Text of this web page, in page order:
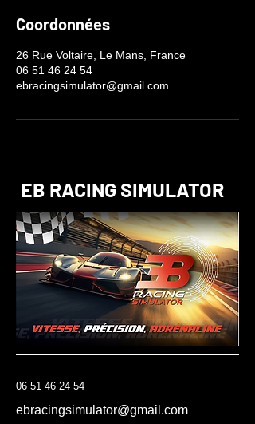
Coordonnées
26 Rue Voltaire, Le Mans, France
06 51 46 24 54
ebracingsimulator@gmail.com
EB RACING SIMULATOR
06 51 46 24 54
ebracingsimulator@gmail.com